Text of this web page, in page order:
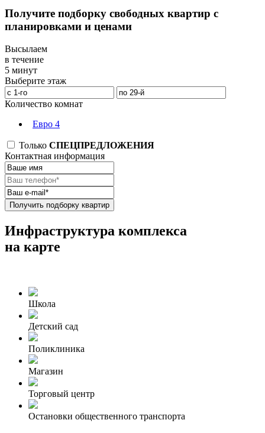
Получите подборку свободных квартир с
планировками и ценами
Высылаем
в течение
5 минут
Выберите этаж
Количество комнат
Евро 4
Только СПЕЦПРЕДЛОЖЕНИЯ
Контактная информация
Получить подборку квартир
Инфраструктура комплекса
на карте
Школа
Детский сад
Поликлиника
Магазин
Торговый центр
Остановки общественного транспорта